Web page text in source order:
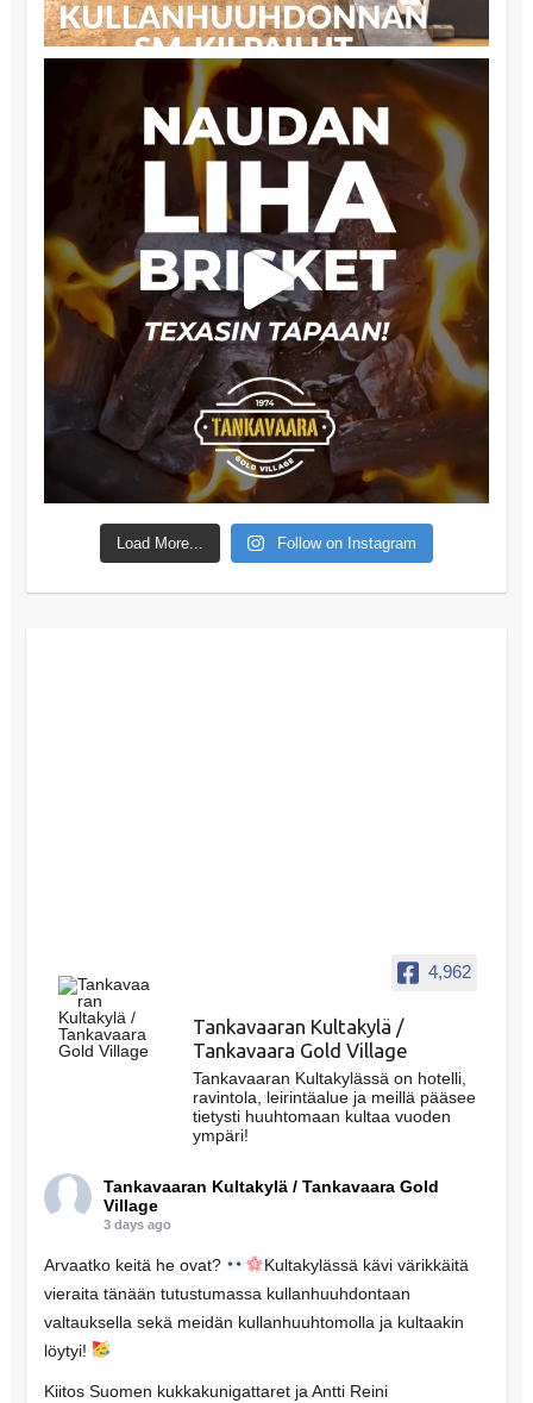
Load More... Follow on Instagram
4,962
Tankavaaran Kultakylä /
Tankavaara Gold Village
Tankavaaran Kultakylässä on hotelli,
ravintola, leirintäalue ja meillä pääsee
tietysti huuhtomaan kultaa vuoden
ympäri!
Tankavaaran Kultakylä / Tankavaara Gold
Village
3 days ago
Arvaatko keitä he ovat?
Kultakylässä kävi värikkäitä
vieraita tänään tutustumassa kullanhuuhdontaan
valtauksella sekä meidän kullanhuuhtomolla ja kultaakin
löytyi!
Kiitos Suomen kukkakunigattaret ja Antti Reini